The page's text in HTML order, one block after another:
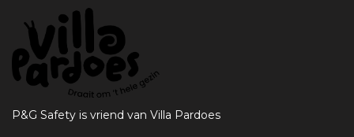
P&G Safety is vriend van Villa Pardoes